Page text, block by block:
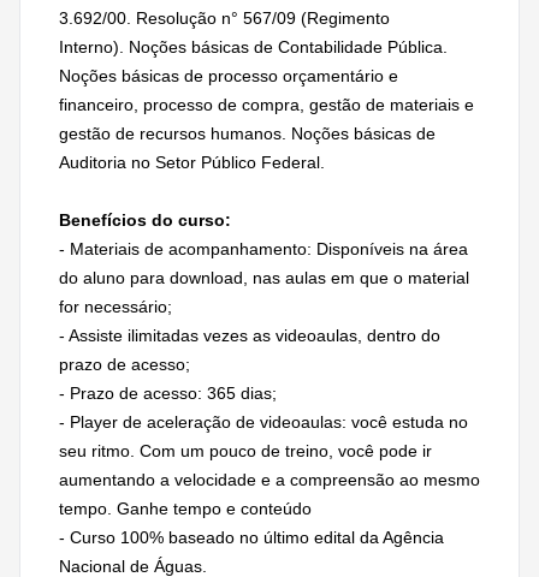
3.692/00. Resolução n° 567/09 (Regimento
Interno). Noções básicas de Contabilidade Pública.
Noções básicas de processo orçamentário e
financeiro, processo de compra, gestão de materiais e
gestão de recursos humanos. Noções básicas de
Auditoria no Setor Público Federal.
Benefícios do curso:
- Materiais de acompanhamento: Disponíveis na área
do aluno para download, nas aulas em que o material
for necessário;
- Assiste ilimitadas vezes as videoaulas, dentro do
prazo de acesso;
- Prazo de acesso: 365 dias;
- Player de aceleração de videoaulas: você estuda no
seu ritmo. Com um pouco de treino, você pode ir
aumentando a velocidade e a compreensão ao mesmo
tempo. Ganhe tempo e conteúdo
- Curso 100% baseado no último edital da Agência
Nacional de Águas.